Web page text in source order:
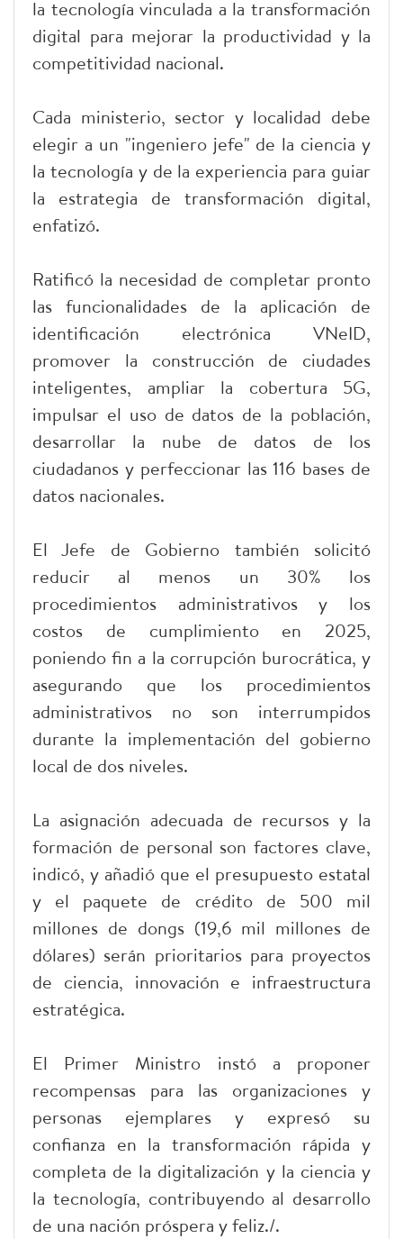
la tecnología vinculada a la transformación
digital para mejorar la productividad y la
competitividad nacional.
Cada ministerio, sector y localidad debe
elegir a un "ingeniero jefe" de la ciencia y
la tecnología y de la experiencia para guiar
la estrategia de transformación digital,
enfatizó.
Ratificó la necesidad de completar pronto
las funcionalidades de la aplicación de
identificación electrónica VNeID,
promover la construcción de ciudades
inteligentes, ampliar la cobertura 5G,
impulsar el uso de datos de la población,
desarrollar la nube de datos de los
ciudadanos y perfeccionar las 116 bases de
datos nacionales.
El Jefe de Gobierno también solicitó
reducir al menos un 30% los
procedimientos administrativos y los
costos de cumplimiento en 2025,
poniendo fin a la corrupción burocrática, y
asegurando que los procedimientos
administrativos no son interrumpidos
durante la implementación del gobierno
local de dos niveles.
La asignación adecuada de recursos y la
formación de personal son factores clave,
indicó, y añadió que el presupuesto estatal
y el paquete de crédito de 500 mil
millones de dongs (19,6 mil millones de
dólares) serán prioritarios para proyectos
de ciencia, innovación e infraestructura
estratégica.
El Primer Ministro instó a proponer
recompensas para las organizaciones y
personas ejemplares y expresó su
confianza en la transformación rápida y
completa de la digitalización y la ciencia y
la tecnología, contribuyendo al desarrollo
de una nación próspera y feliz./.